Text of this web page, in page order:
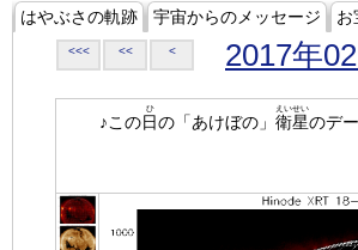
はやぶさの軌跡 宇宙からのメッセージ お
<<< << < 2017年02
♪この日
ひ
の「あけぼの」 衛星
えいせい
のデ